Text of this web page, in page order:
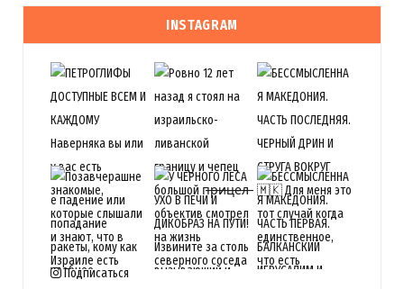
INSTAGRAM
Подписаться